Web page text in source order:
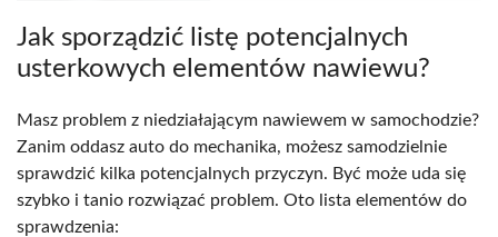
Jak sporządzić listę potencjalnych
usterkowych elementów nawiewu?
Masz problem z niedziałającym nawiewem w samochodzie?
Zanim oddasz auto do mechanika, możesz samodzielnie
sprawdzić kilka potencjalnych przyczyn. Być może uda się
szybko i tanio rozwiązać problem. Oto lista elementów do
sprawdzenia: